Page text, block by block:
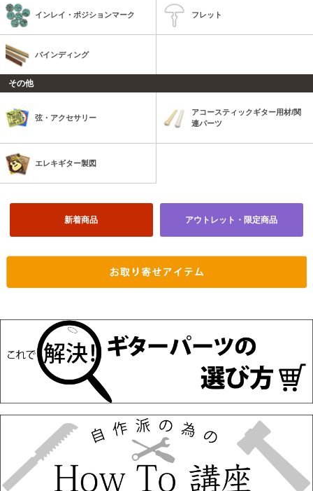
インレイ・ポジションマーク フレット
バインディング
その他
弦・アクセサリー
アコースティックギター用材/関
連パーツ
エレキギター製図
新着商品 アウトレット・限定商品